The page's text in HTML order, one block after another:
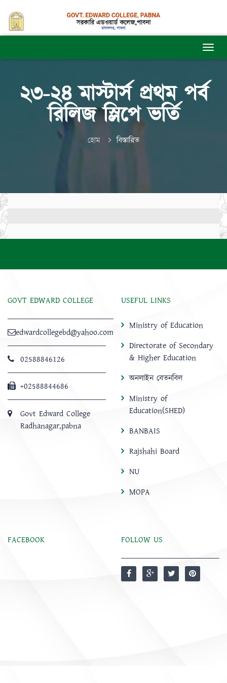
২৩-২৪ মাস্টার্স প্রথম পর্ব
রিলিজ স্লিপে ভর্তি
হোম বিস্তারিত
GOVT EDWARD COLLEGE
edwardcollegebd@yahoo.com
02588846126
+02588844686
Govt Edward College
Radhanagar,pabna
USEFUL LINKS
Ministry of Education
Directorate of Secondary
& Higher Education
অনলাইন বেতনবিল
Ministry of
Education(SHED)
BANBAIS
Rajshahi Board
NU
MOPA
FACEBOOK FOLLOW US